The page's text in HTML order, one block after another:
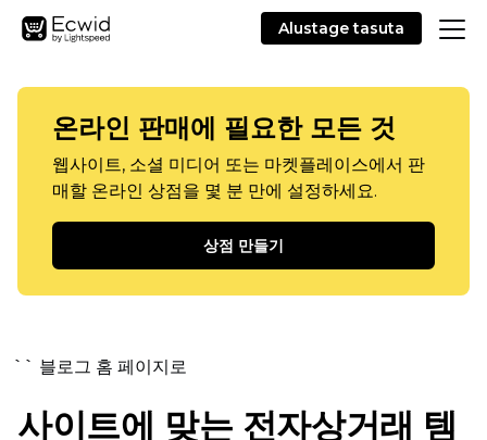
Alustage tasuta
온라인 판매에 필요한 모든 것
웹사이트, 소셜 미디어 또는 마켓플레이스에서 판
매할 온라인 상점을 몇 분 만에 설정하세요.
상점 만들기
`` 블로그 홈 페이지로
사이트에 맞는 전자상거래 템